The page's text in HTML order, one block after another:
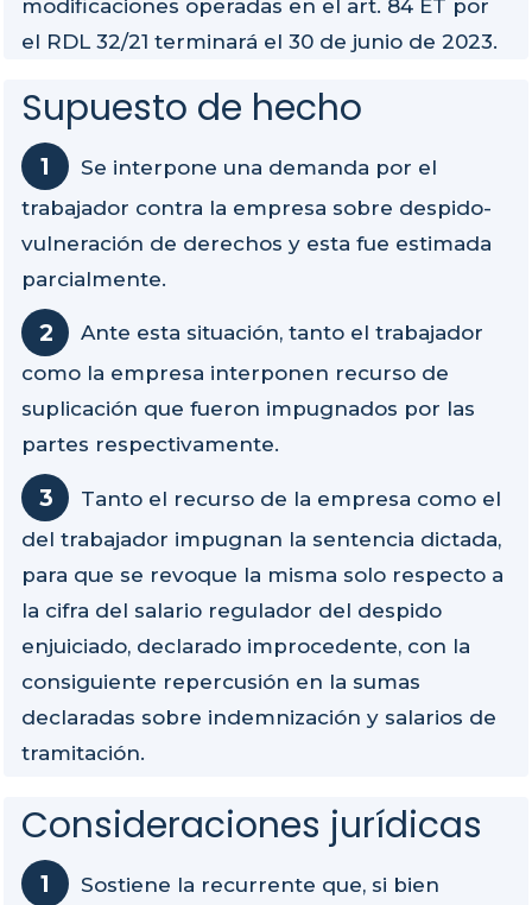
modificaciones operadas en el art. 84 ET por
el RDL 32/21 terminará el 30 de junio de 2023.
Supuesto de hecho
Se interpone una demanda por el
trabajador contra la empresa sobre despido-
vulneración de derechos y esta fue estimada
parcialmente.
Ante esta situación, tanto el trabajador
como la empresa interponen recurso de
suplicación que fueron impugnados por las
partes respectivamente.
Tanto el recurso de la empresa como el
del trabajador impugnan la sentencia dictada,
para que se revoque la misma solo respecto a
la cifra del salario regulador del despido
enjuiciado, declarado improcedente, con la
consiguiente repercusión en la sumas
declaradas sobre indemnización y salarios de
tramitación.
Consideraciones jurídicas
Sostiene la recurrente que, si bien